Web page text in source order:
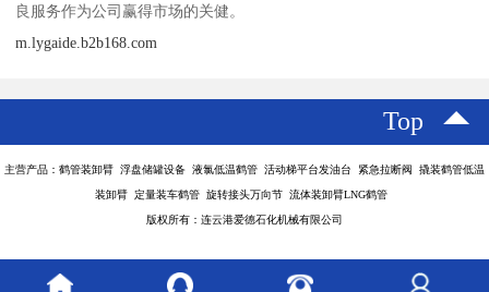
良服务作为公司赢得市场的关健。
m.lygaide.b2b168.com
Top
主营产品：鹤管装卸臂 浮盘储罐设备 液氯低温鹤管 活动梯平台发油台 紧急拉断阀 撬装鹤管低温
装卸臂 定量装车鹤管 旋转接头万向节 流体装卸臂LNG鹤管
版权所有：连云港爱德石化机械有限公司